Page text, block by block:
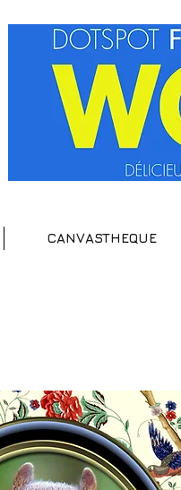
CANVASTHEQUE